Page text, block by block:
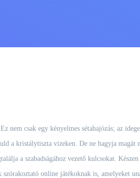
nem csak egy kényelmes sétahajózás; az
a kristálytiszta vizeken. De ne hagyja
a szabadságához vezető kulcsokat.
online játékoknak is, amelyeket